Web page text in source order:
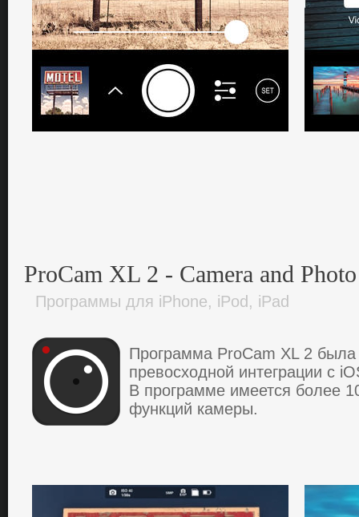
ProCam XL 2 - Camera and
Программы для iPhone, iPod, iPad
Программа ProCam XL 2
превосходной интеграции с
В программе имеется более
функций камеры.